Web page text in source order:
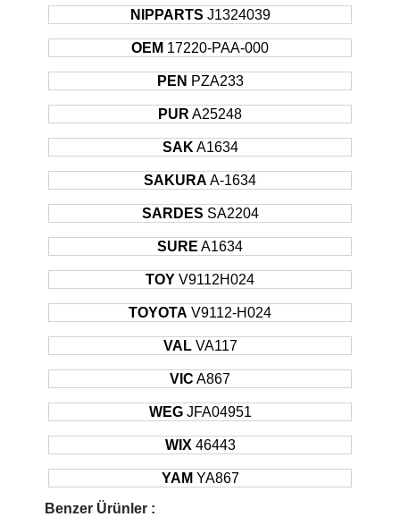
NIPPARTS J1324039
OEM 17220-PAA-000
PEN PZA233
PUR A25248
SAK A1634
SAKURA A-1634
SARDES SA2204
SURE A1634
TOY V9112H024
TOYOTA V9112-H024
VAL VA117
VIC A867
WEG JFA04951
WIX 46443
YAM YA867
Benzer Ürünler :